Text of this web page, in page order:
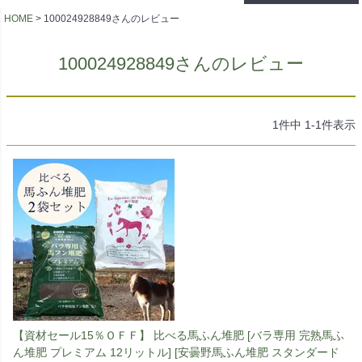
HOME 100024928849さんのレビュー
100024928849さんのレビュー
1件中 1-1件表示
【資材セール15％ＯＦＦ】 比べる馬ふん堆肥 [バラ専用 完熟馬ふ
ん堆肥 プレミアム 12リットル] [安曇野馬ふん堆肥 スタンダード